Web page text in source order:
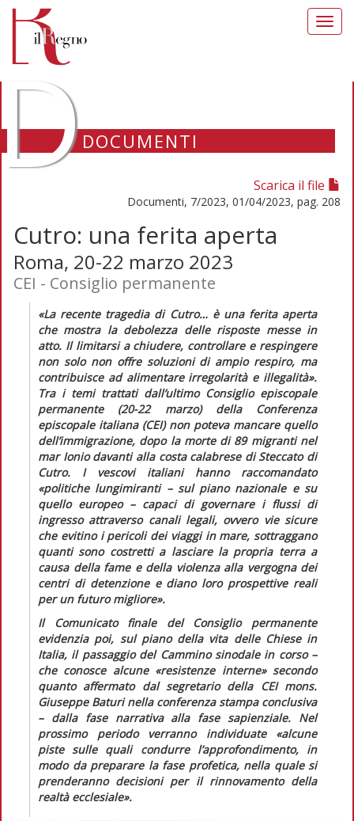
DOCUMENTI
Scarica il file
Documenti, 7/2023, 01/04/2023, pag. 208
Cutro: una ferita aperta
Roma, 20-22 marzo 2023
CEI - Consiglio permanente
«La recente tragedia di Cutro… è una ferita aperta
che mostra la debolezza delle risposte messe in
atto. Il limitarsi a chiudere, controllare e respingere
non solo non offre soluzioni di ampio respiro, ma
contribuisce ad alimentare irregolarità e illegalità».
Tra i temi trattati dall’ultimo Consiglio episcopale
permanente (20-22 marzo) della Conferenza
episcopale italiana (CEI) non poteva mancare quello
dell’immigrazione, dopo la morte di 89 migranti nel
mar Ionio davanti alla costa calabrese di Steccato di
Cutro. I vescovi italiani hanno raccomandato
«politiche lungimiranti – sul piano nazionale e su
quello europeo – capaci di governare i flussi di
ingresso attraverso canali legali, ovvero vie sicure
che evitino i pericoli dei viaggi in mare, sottraggano
quanti sono costretti a lasciare la propria terra a
causa della fame e della violenza alla vergogna dei
centri di detenzione e diano loro prospettive reali
per un futuro migliore».
Il
Comunicato finale del Consiglio permanente
evidenzia poi, sul piano della vita delle Chiese in
Italia, il passaggio del Cammino sinodale in corso –
che conosce alcune «resistenze interne»secondo
quanto affermato dal segretario della CEI mons.
Giuseppe Baturi nella conferenza stampa conclusiva
– dalla fase narrativa alla fase sapienziale. Nel
prossimo periodo verranno individuate «alcune
piste sulle quali condurre l’approfondimento, in
modo da preparare la fase profetica, nella quale si
prenderanno decisioni per il rinnovamento della
realtà ecclesiale».